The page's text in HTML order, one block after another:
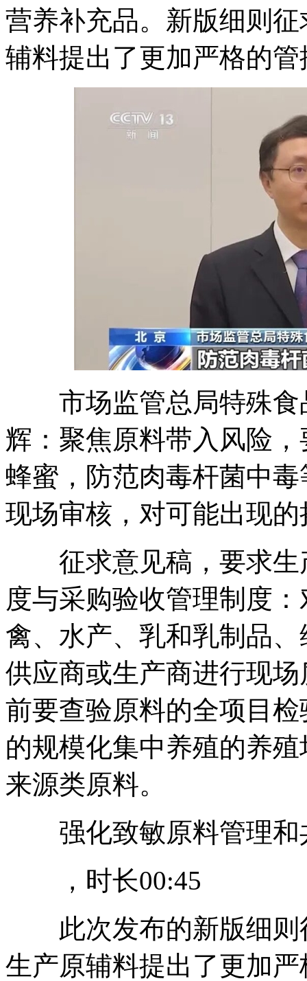
营养补充品。新版细则
辅料提出了更加严格的
市场监管总局特殊食
辉：聚焦原料带入风险
蜂蜜，防范肉毒杆菌中
现场审核，对可能出现
征求意见稿，要求生
度与采购验收管理制度
禽、水产、乳和乳制品
供应商或生产商进行现
前要查验原料的全项目
的规模化集中养殖的养
来源类原料。
强化致敏原料管理和
，时长00:45
此次发布的新版细则
生产原辅料提出了更加